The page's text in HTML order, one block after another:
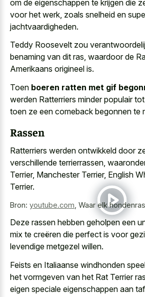
om de eigenschappen te krijgen die
voor het werk, zoals snelheid en
jachtvaardigheden.
Teddy Roosevelt zou
benaming van dit ras, waardoor de
Amerikaans origineel is.
Toen boeren ratten met gif
werden Ratterriers minder populair
toen ze een comeback begonnen te
Rassen
Ratterriers werden ontwikkeld door
verschillende terrierrassen,
Terrier, Manchester Terrier, English
Terrier.
Bron: youtube.com Waar elk
Deze rassen hebben geholpen een
mix te creëren die perfect is voor
levendige metgezel willen.
Feists en Italiaanse windhonden
het vormgeven van het Rat Terrier
eigen speciale eigenschappen aan